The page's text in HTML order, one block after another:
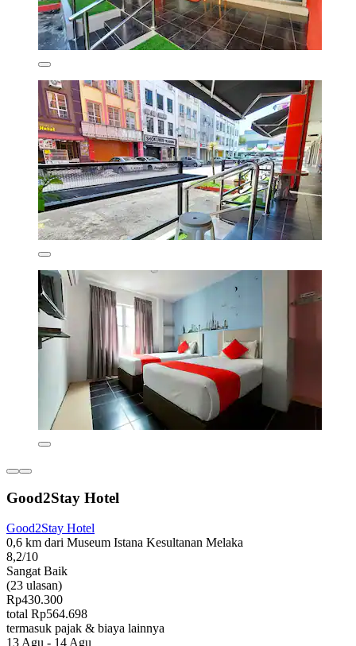
Good2Stay Hotel
Good2Stay Hotel
0,6 km dari Museum Istana Kesultanan Melaka
8,2/10
Sangat Baik
(23 ulasan)
Rp430.300
total Rp564.698
termasuk pajak & biaya lainnya
13 Agu - 14 Agu